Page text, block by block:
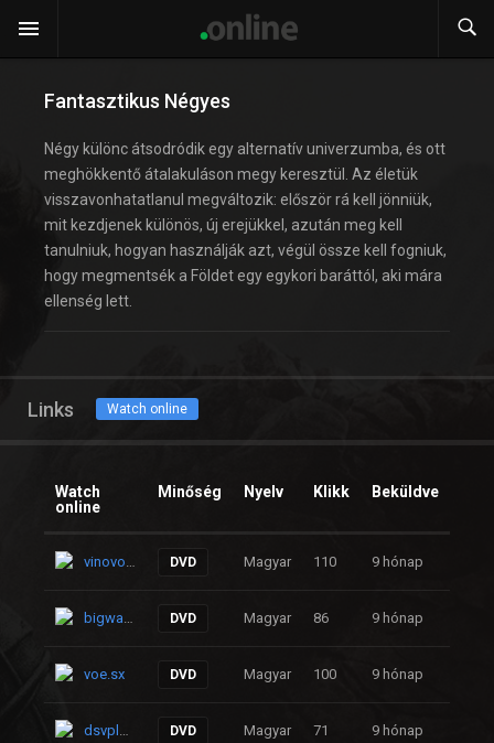
Fantasztikus Négyes
Négy különc átsodródik egy alternatív univerzumba, és ott
meghökkentő átalakuláson megy keresztül. Az életük
visszavonhatatlanul megváltozik: először rá kell jönniük,
mit kezdjenek különös, új erejükkel, azután meg kell
tanulniuk, hogyan használják azt, végül össze kell fogniuk,
hogy megmentsék a Földet egy egykori baráttól, aki mára
ellenség lett.
Links Watch online
Watch
online
Minőség Nyelv Klikk Beküldve
vinovo.to DVD Magyar 110 9 hónap
bigwarp.pro DVD Magyar 86 9 hónap
voe.sx DVD Magyar 100 9 hónap
dsvplay.com DVD Magyar 71 9 hónap